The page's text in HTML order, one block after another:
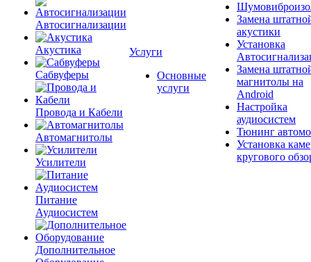
Автосигнализации
Акустика
Сабвуферы
Провода и Кабели
Автомагнитолы
Усилители
Питание
Аудиосистем
Дополнительное
Услуги
Основные
услуги
Замена
акустики
Установка
Замена
магнитолы на
Android
Настройка
аудиосистем
Тюнинг
Установка
кругового